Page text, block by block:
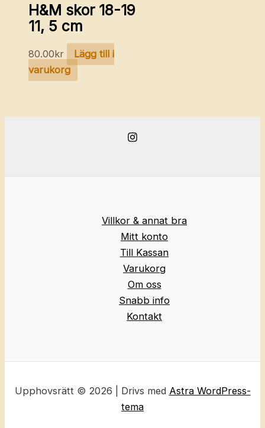
H&M skor 18-19
11, 5 cm
80.00kr
Lägg till i
varukorg
Villkor & annat bra
Mitt konto
Till Kassan
Varukorg
Om oss
Snabb info
Kontakt
Upphovsrätt © 2026 | Drivs med Astra WordPress-
tema